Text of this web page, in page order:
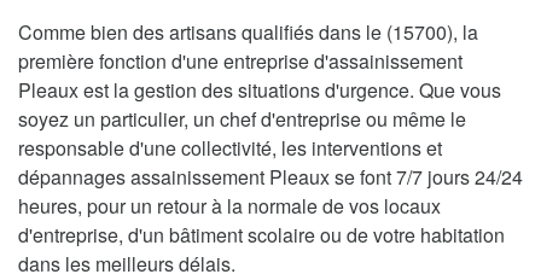
Comme bien des artisans qualifiés dans le (15700), la
première fonction d'une entreprise d'assainissement
Pleaux est la gestion des situations d'urgence. Que vous
soyez un particulier, un chef d'entreprise ou même le
responsable d'une collectivité, les interventions et
dépannages assainissement Pleaux se font 7/7 jours 24/24
heures, pour un retour à la normale de vos locaux
d'entreprise, d'un bâtiment scolaire ou de votre habitation
dans les meilleurs délais.